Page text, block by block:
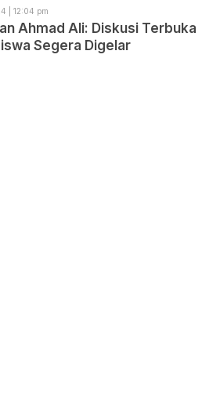
| 12:04 pm
Ahmad Ali: Diskusi Terbuka
Segera Digelar